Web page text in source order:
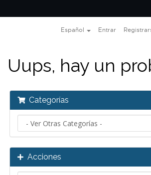
Español Entrar
Uups, hay un
Categorías
Acciones